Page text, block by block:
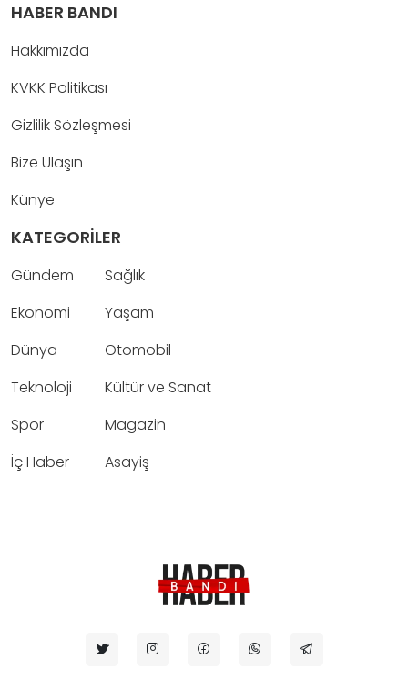
HABER BANDI
Hakkımızda
KVKK Politikası
Gizlilik Sözleşmesi
Bize Ulaşın
Künye
KATEGORİLER
Gündem
Ekonomi
Dünya
Teknoloji
Spor
İç Haber
Sağlık
Yaşam
Otomobil
Kültür ve Sanat
Magazin
Asayiş